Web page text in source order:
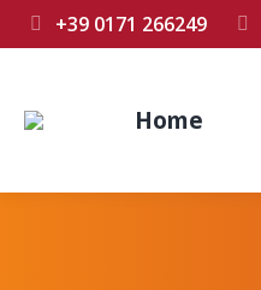
+39 0171 266249
Home